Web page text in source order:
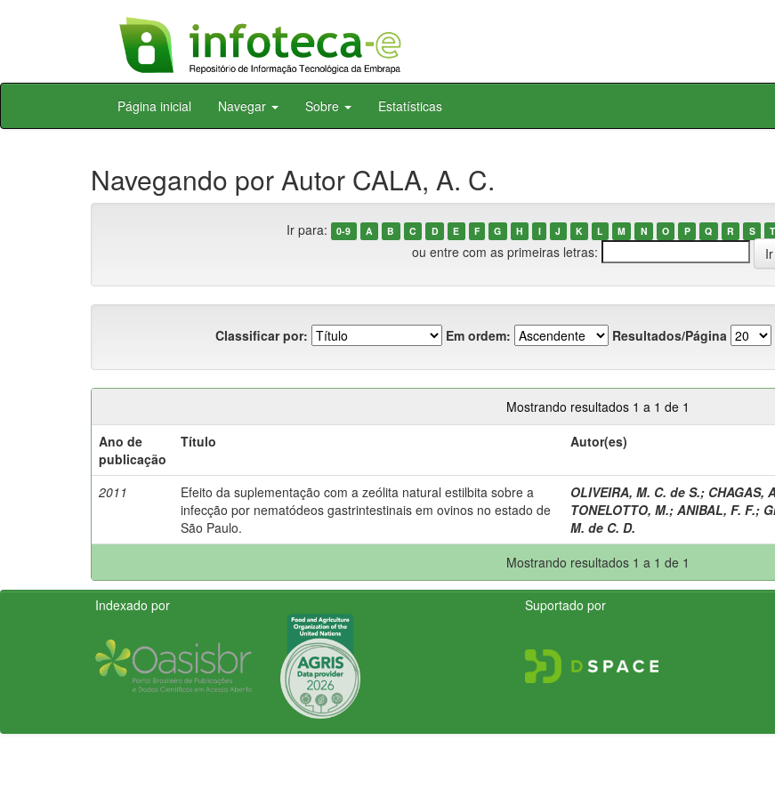
Skip
Página inicial Navegar Sobre Estatísticas
Navegando por Autor CALA, A. C.
Ir para: 0-9 A B C D E F G H I J K L M N O P Q R S T
ou entre com as primeiras letras:
Classificar por: Em ordem: Resultados/Página
Mostrando resultados 1 a 1 de 1
Ano de
publicação
Título Autor(es)
2011
Efeito da suplementação com a zeólita natural estilbita sobre a
infecção por nematódeos gastrintestinais em ovinos no estado de
São Paulo.
OLIVEIRA, M. C. de S.; CHAGAS,
TONELOTTO, M.; ANIBAL, F. F.;
M. de C. D.
Mostrando resultados 1 a 1 de 1
Indexado por Suportado por